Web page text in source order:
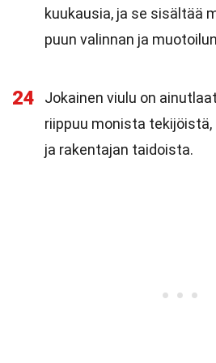
kuukausia, ja se sisältää
puun valinnan ja
24
Jokainen viulu on
riippuu monista
ja rakentajan taidoista.